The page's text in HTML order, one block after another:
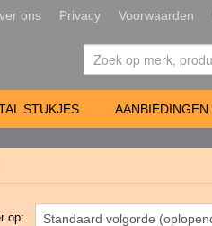
ons Privacy Voorwaarden
STUKJES AANBIEDINGEN
op: